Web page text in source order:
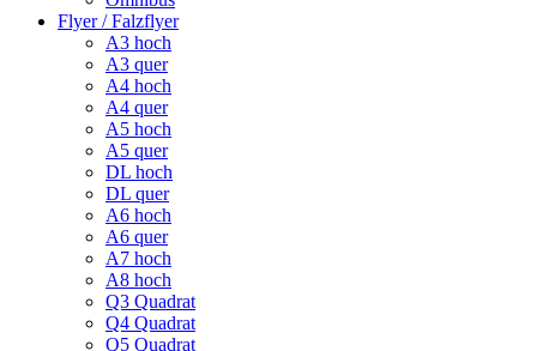
Flyer / Falzflyer
A3 hoch
A3 quer
A4 hoch
A4 quer
A5 hoch
A5 quer
DL hoch
DL quer
A6 hoch
A6 quer
A7 hoch
A8 hoch
Q3 Quadrat
Q4 Quadrat
Q5 Quadrat